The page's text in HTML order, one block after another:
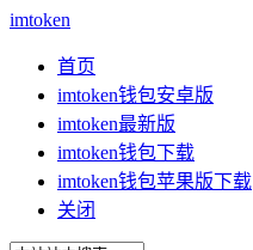
imtoken
首页
imtoken钱包安卓版
imtoken最新版
imtoken钱包下载
imtoken钱包苹果版下载
关闭